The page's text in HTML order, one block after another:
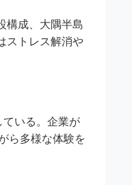
構成、大隅半島
ストレス解消や
いる。企業が
ら多様な体験を